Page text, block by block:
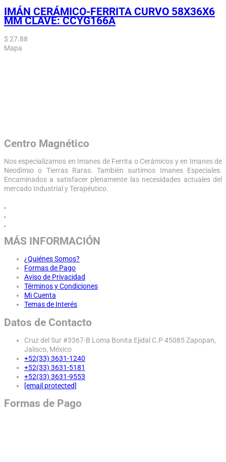
IMÁN CERÁMICO-FERRITA CURVO 58X36X6
MM CLAVE: CCYG166A
$ 27.88
Mapa
Centro Magnético
Nos especializamos en Imanes de Ferrita o Cerámicos y en Imanes de
Neodimio o Tierras Raras. También surtimos Imanes Especiales.
Encaminados a satisfacer plenamente las necesidades actuales del
mercado Industrial y Terapéutico.
MÁS INFORMACIÓN
¿Quiénes Somos?
Formas de Pago
Aviso de Privacidad
Términos y Condiciones
Mi Cuenta
Temas de Interés
Datos de Contacto
Cruz del Sur #3367-B Loma Bonita Ejidal C.P 45085 Zapopan,
Jalisco, México
+52(33) 3631-1240
+52(33) 3631-5181
+52(33) 3631-9553
[email protected]
Formas de Pago